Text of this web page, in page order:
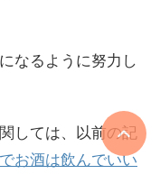
なるように努力し
しては、以前の記
お酒は飲んでいい